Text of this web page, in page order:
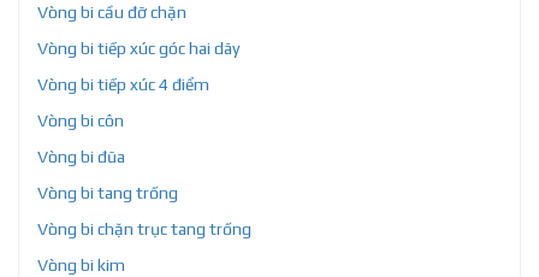
Vòng bi cầu đỡ chặn
Vòng bi tiếp xúc góc hai dãy
Vòng bi tiếp xúc 4 điểm
Vòng bi côn
Vòng bi đũa
Vòng bi tang trống
Vòng bi chặn trục tang trống
Vòng bi kim